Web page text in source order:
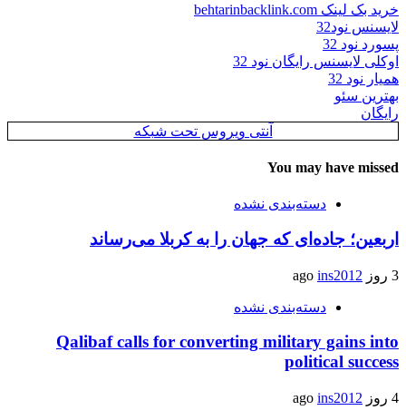
خرید بک لینک behtarinbacklink.com
لایسنس نود32
پسورد نود 32
اوکلی لایسنس رایگان نود 32
همیار نود 32
بهترین سئو
رایگان
آنتی ویروس تحت شبکه
You may have missed
دسته‌بندی نشده
اربعین؛ جاده‌ای که جهان را به کربلا می‌رساند
3 روز ago ins2012
دسته‌بندی نشده
Qalibaf calls for converting military gains into
political success
4 روز ago ins2012